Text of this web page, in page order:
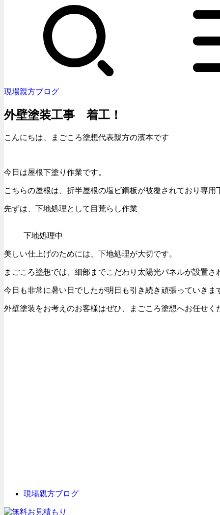
現場親方ブログ
外壁塗装工事 着工！
こんにちは、まごころ塗想代表親方の濱本です
今日は屋根下塗り作業です。
こちらの屋根は、折半屋根の塩ビ鋼板が被覆されており専
先ずは、下地処理として目荒らし作業
下地処理中
美しい仕上げのためには、下地処理が大切です。
まごころ塗想では、細部までこだわり太陽光パネルが設置
今日も非常に暑い日でしたが明日も引き続き頑張っていきま
外壁塗装をお考えのお客様はぜひ、まごころ塗想へお任せく
現場親方ブログ